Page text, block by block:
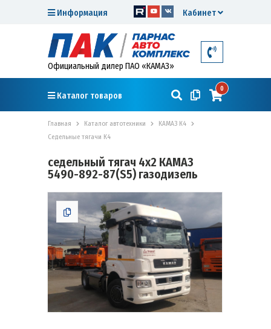
Кабинет
Информация
Официальный дилер ПАО «КАМАЗ»
Каталог товаров
0
Главная Каталог автотехники
КАМАЗ К4
Седельные тягачи К4
седельный тягач 4х2 КАМАЗ
5490-892-87(S5) газодизель